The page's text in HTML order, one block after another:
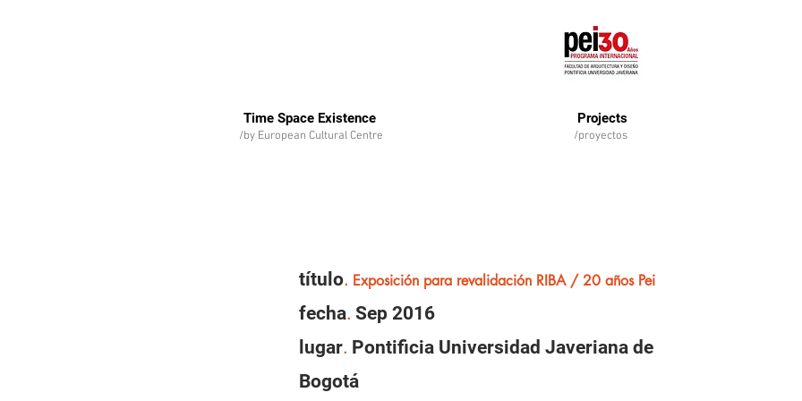
Time Space Existence Projects
/proyectos
/by European Cultural Centre
título. Exposición para revalidación RIBA / 20 años Pei
fecha. Sep 2016
lugar. Pontificia Universidad Javeriana de
Bogotá